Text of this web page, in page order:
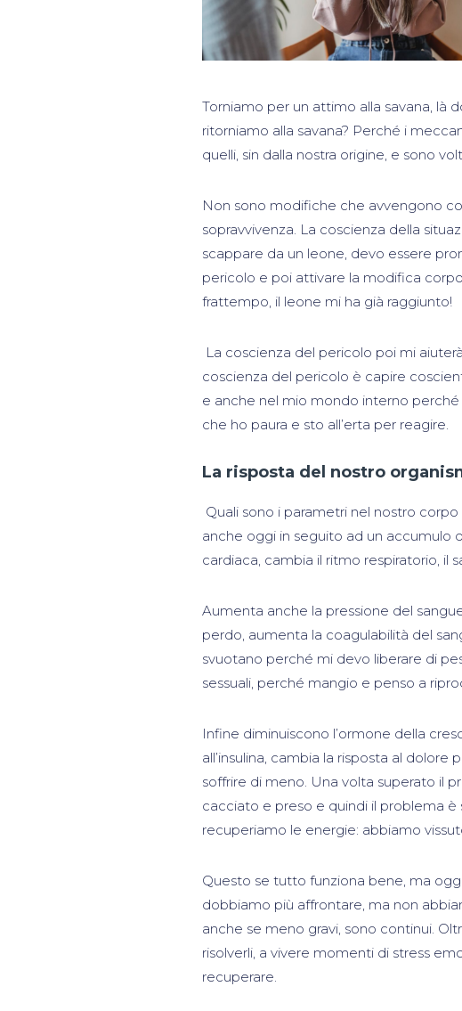
Torniamo per un attimo alla savana, là
ritorniamo alla savana? Perché i
quelli, sin dalla nostra origine, e sono
Non sono modifiche che avvengono
sopravvivenza. La coscienza della
scappare da un leone, devo essere
pericolo e poi attivare la modifica
frattempo, il leone mi ha già raggiunto!
La coscienza del pericolo poi mi
coscienza del pericolo è capire
e anche nel mio mondo interno
che ho paura e sto all’erta per reagire.
La risposta del nostro
Quali sono i parametri nel nostro
anche oggi in seguito ad un accumulo
cardiaca, cambia il ritmo respiratorio, il
Aumenta anche la pressione del
perdo, aumenta la coagulabilità del
svuotano perché mi devo liberare di
sessuali, perché mangio e penso a
Infine diminuiscono l’ormone della
all’insulina, cambia la risposta al
soffrire di meno. Una volta superato il
cacciato e preso e quindi il problema
recuperiamo le energie: abbiamo
Questo se tutto funziona bene, ma
dobbiamo più affrontare, ma non
anche se meno gravi, sono continui.
risolverli, a vivere momenti di stress
recuperare.